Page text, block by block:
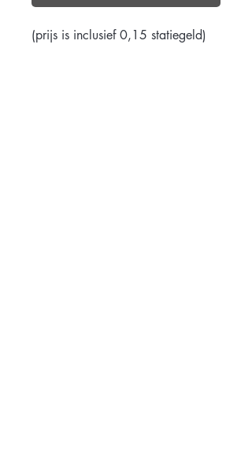
(prijs is inclusief 0,15 statiegeld)